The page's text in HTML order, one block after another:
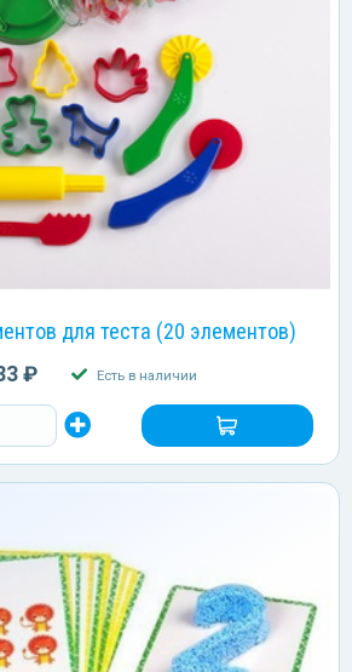
для теста (20 элементов)
₽ Есть в наличии